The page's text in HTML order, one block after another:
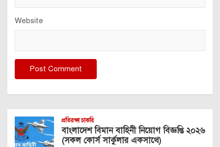
Website
প্রতিরক্ষা চাকরি
বাংলাদেশ বিমান বাহিনী নিয়োগ বিজ্ঞপ্তি ২০২৬
(সকল কোর্স সার্কুলার একসাথে)